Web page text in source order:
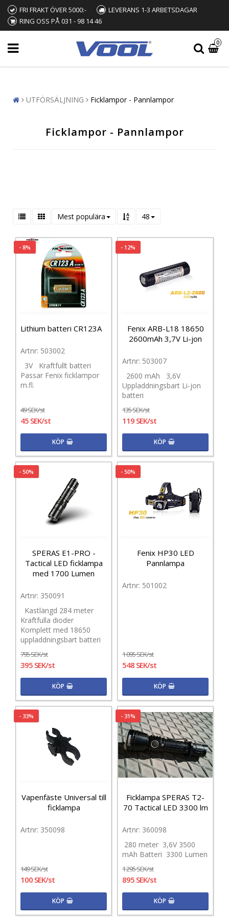
FRI FRAKT ÖVER 5000:-
LEVERANS 1-3 ARBETSDAGAR
RING OSS PÅ 031 - 98 14 46
0
UTFÖRSÄLJNING Ficklampor - Pannlampor
Ficklampor - Pannlampor
Mest populära 48
- 8%
Lithium batteri CR123A
503002
3V Kraftfullt batteri
Passar Fenix ficklampor
m.fl.
49 SEK/st
45 SEK/st
KÖP
- 12%
Fenix ARB-L18 18650
2600mAh 3,7V Li-jon
503007
2600 mAh 3,6V
Uppladdningsbart Li-jon
batteri
135 SEK/st
119 SEK/st
KÖP
- 50%
SPERAS E1-PRO -
Tactical LED ficklampa
med 1700 Lumen
350091
Kastlängd 284 meter
Kraftfulla dioder
Komplett med 18650
uppladdningsbart batteri
795 SEK/st
395 SEK/st
KÖP
- 50%
Fenix HP30 LED
Pannlampa
501002
1 095 SEK/st
548 SEK/st
KÖP
- 33%
Vapenfäste Universal till
ficklampa
350098
149 SEK/st
100 SEK/st
KÖP
- 31%
Ficklampa SPERAS T2-
70 Tactical LED 3300 lm
360098
280 meter 3,6V 3500
mAh Batteri 3300 Lumen
1 295 SEK/st
895 SEK/st
KÖP